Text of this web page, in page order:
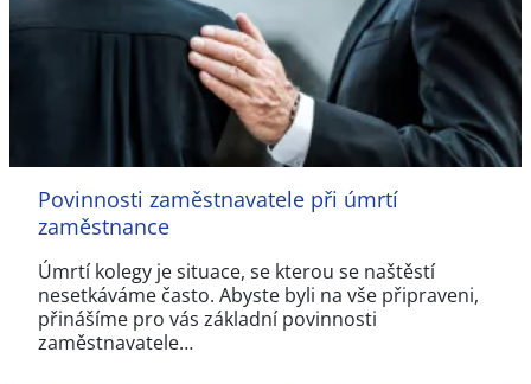
Povinnosti zaměstnavatele při úmrtí
zaměstnance
Úmrtí kolegy je situace, se kterou se naštěstí
nesetkáváme často. Abyste byli na vše připraveni,
přinášíme pro vás základní povinnosti
zaměstnavatele…